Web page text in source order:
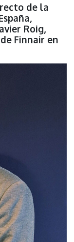
de la
Roig,
Finnair en